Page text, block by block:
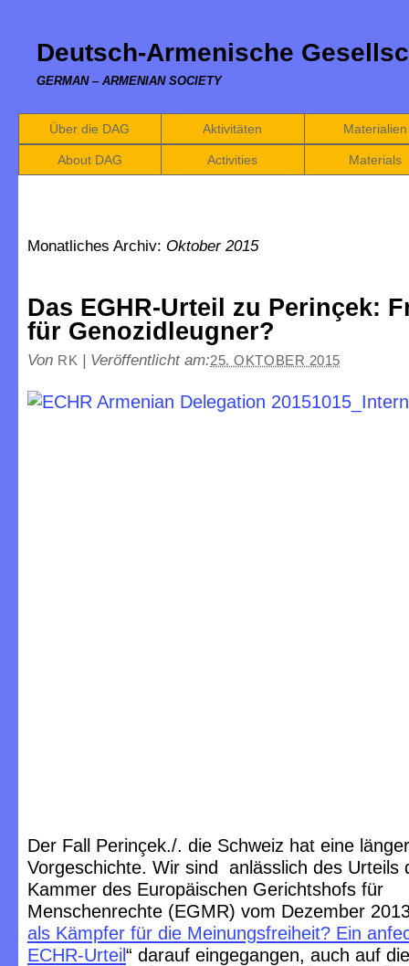
Deutsch-Armenische
GERMAN – ARMENIAN SOCIETY
Über die DAG Aktivitäten Materialien
About DAG Activities Materials
Monatliches Archiv: Oktober 2015
Das EGHR-Urteil zu Perinçek:
für Genozidleugner?
Von RK | Veröffentlicht am:25. OKTOBER 2015
Der Fall Perinçek./. die Schweiz hat eine
Vorgeschichte. Wir sind anlässlich des Urteils
Kammer des Europäischen Gerichtshofs für
Menschenrechte (EGMR) vom Dezember
als Kämpfer für die Meinungsfreiheit? Ein
ECHR-Urteil “ darauf eingegangen, auch auf